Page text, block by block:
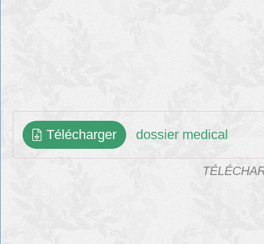
Télécharger dossier medical